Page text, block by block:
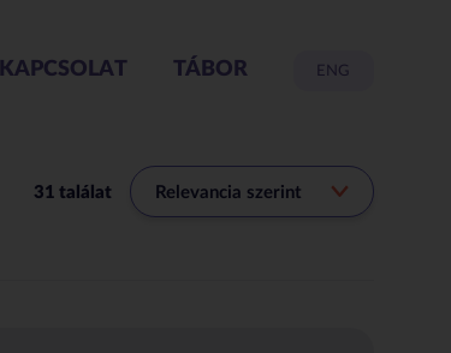
KAPCSOLAT TÁBOR ENG
31 találat